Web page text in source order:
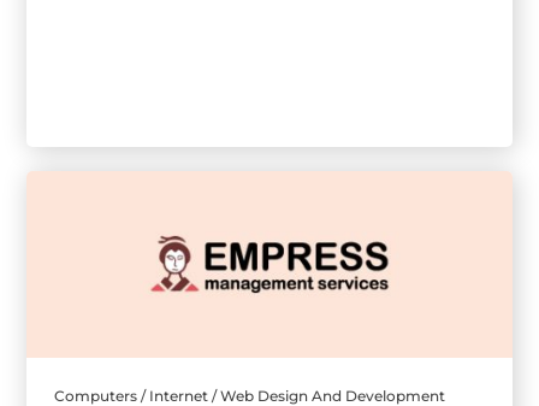
Computers / Internet / Web Design And Development